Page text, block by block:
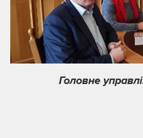
Головне